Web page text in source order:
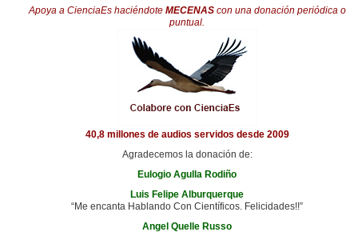
Apoya a CienciaEs haciéndote MECENAScon una donación periódica o
puntual.
40,8 millones de audios servidos desde 2009
Agradecemos la donación de:
Eulogio Agulla Rodiño
Luis Felipe Alburquerque
“Me encanta Hablando Con Científicos. Felicidades!!”
Angel Quelle Russo